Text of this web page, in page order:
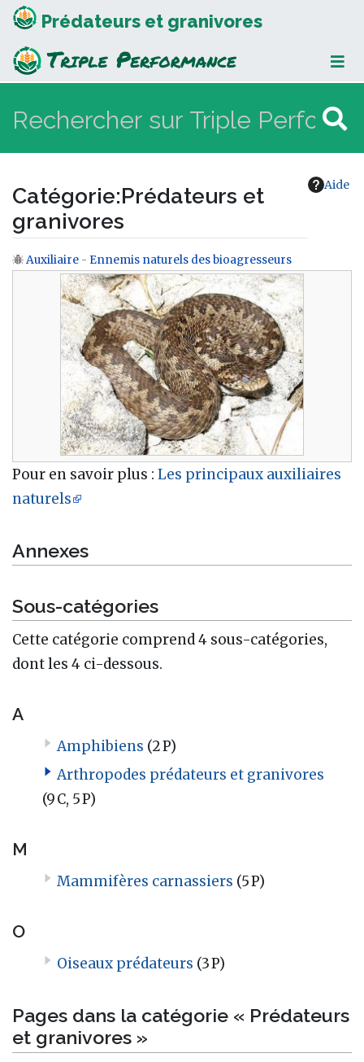
Prédateurs et granivores
Aide
Catégorie:Prédateurs et
granivores
Aller à :navigation,rechercher
Auxiliaire - Ennemis naturels des bioagresseurs
Pour en savoir plus : Les principaux auxiliaires
naturels
Annexes
Sous-catégories
Cette catégorie comprend 4 sous-catégories,
dont les 4 ci-dessous.
A
Amphibiens (2 P)
Arthropodes prédateurs et granivores
(9 C, 5 P)
M
Mammifères carnassiers (5 P)
O
Oiseaux prédateurs (3 P)
Pages dans la catégorie « Prédateurs
et granivores »